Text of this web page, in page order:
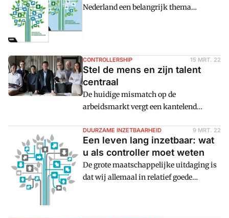
Nederland een belangrijk thema
hierbij aan de vergrijzing en
ontgroening van werkenden,
flexibilisering en technologische
innovatie van arbeid, nieuwe hybride
werkvormen die zijn ontstaan, en
van personeel in sectoren als zorg &
CONTROLLERSHIP 15 MRT. 22
Stel de mens en zijn talent
centraal
De huidige mismatch op de
arbeidsmarkt vergt een kantelend
werk of de functie, maar de mens met al
zijn of haar talenten centraal staat. Dit
heeft vergaande gevolgen voor de wijze
waarop het werk wordt georganiseerd en
hoe er met menselijk kapitaal wordt
DUURZAME INZETBAARHEID 9 MRT. 22
Een leven lang inzetbaar: wat
u als controller moet weten
De grote maatschappelijke uitdaging is
dat wij allemaal in relatief goede